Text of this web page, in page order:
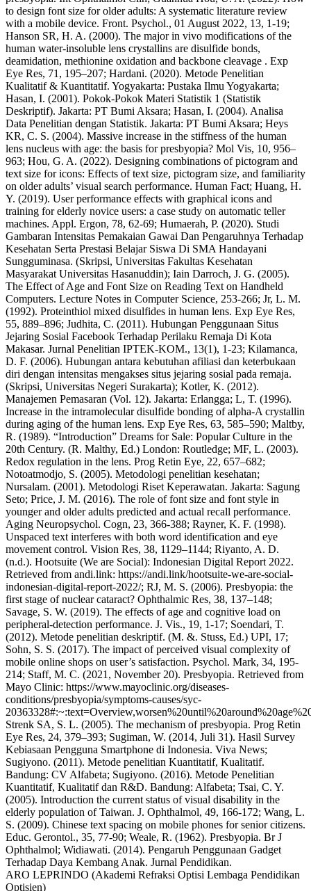
to design font size for older adults: A systematic literature review
with a mobile device. Front. Psychol., 01 August 2022, 13, 1-19;
Hanson SR, H. A. (2000). The major in vivo modifications of the
human water-insoluble lens crystallins are disulfide bonds,
deamidation, methionine oxidation and backbone cleavage . Exp
Eye Res, 71, 195–207; Hardani. (2020). Metode Penelitian
Kualitatif & Kuantitatif. Yogyakarta: Pustaka Ilmu Yogyakarta;
Hasan, I. (2001). Pokok-Pokok Materi Statistik 1 (Statistik
Deskriptif). Jakarta: PT Bumi Aksara; Hasan, I. (2004). Analisa
Data Penelitian dengan Statistik. Jakarta: PT Bumi Aksara; Heys
KR, C. S. (2004). Massive increase in the stiffness of the human
lens nucleus with age: the basis for presbyopia? Mol Vis, 10, 956–
963; Hou, G. A. (2022). Designing combinations of pictogram and
text size for icons: Effects of text size, pictogram size, and familiarity
on older adults’ visual search performance. Human Fact; Huang, H.
Y. (2019). User performance effects with graphical icons and
training for elderly novice users: a case study on automatic teller
machines. Appl. Ergon, 78, 62-69; Humaerah, P. (2020). Studi
Gambaran Intensitas Pemakaian Gawai Dan Pengaruhnya Terhadap
Kesehatan Serta Prestasi Belajar Siswa Di SMA Handayani
Sungguminasa. (Skripsi, Universitas Fakultas Kesehatan
Masyarakat Universitas Hasanuddin); Iain Darroch, J. G. (2005).
The Effect of Age and Font Size on Reading Text on Handheld
Computers. Lecture Notes in Computer Science, 253-266; Jr, L. M.
(1992). Proteinthiol mixed disulfides in human lens. Exp Eye Res,
55, 889–896; Judhita, C. (2011). Hubungan Penggunaan Situs
Jejaring Sosial Facebook Terhadap Perilaku Remaja Di Kota
Makasar. Jurnal Penelitian IPTEK-KOM., 13(1), 1-23; Kilamanca,
D. F. (2006). Hubungan antara kebutuhan afiliasi dan keterbukaan
diri dengan intensitas mengakses situs jejaring sosial pada remaja.
(Skripsi, Universitas Negeri Surakarta); Kotler, K. (2012).
Manajemen Pemasaran (Vol. 12). Jakarta: Erlangga; L, T. (1996).
Increase in the intramolecular disulfide bonding of alpha-A crystallin
during aging of the human lens. Exp Eye Res, 63, 585–590; Maltby,
R. (1989). “Introduction” Dreams for Sale: Popular Culture in the
20th Century. (R. Malthy, Ed.) London: Routledge; MF, L. (2003).
Redox regulation in the lens. Prog Retin Eye, 22, 657–682;
Notoatmodjo, S. (2005). Metodologi penelitian kesehatan;
Nursalam. (2001). Metodologi Riset Keperawatan. Jakarta: Sagung
Seto; Price, J. M. (2016). The role of font size and font style in
younger and older adults predicted and actual recall performance.
Aging Neuropsychol. Cogn, 23, 366-388; Rayner, K. F. (1998).
Unspaced text interferes with both word identification and eye
movement control. Vision Res, 38, 1129–1144; Riyanto, A. D.
(n.d.). Hootsuite (We are Social): Indonesian Digital Report 2022.
Retrieved from andi.link: https://andi.link/hootsuite-we-are-social-
indonesian-digital-report-2022/; RJ, M. S. (2006). Presbyopia: the
first stage of nuclear cataract? Ophthalmic Res, 38, 137–148;
Savage, S. W. (2019). The effects of age and cognitive load on
peripheral-detection performance. J. Vis., 19, 1-17; Soendari, T.
(2012). Metode penelitian deskriptif. (M. &. Stuss, Ed.) UPI, 17;
Sohn, S. S. (2017). The impact of perceived visual complexity of
mobile online shops on user’s satisfaction. Psychol. Mark, 34, 195-
214; Staff, M. C. (2021, November 20). Presbyopia. Retrieved from
Mayo Clinic: https://www.mayoclinic.org/diseases-
conditions/presbyopia/symptoms-causes/syc-
Strenk SA, S. L. (2005). The mechanism of presbyopia. Prog Retin
Eye Res, 24, 379–393; Sugiman, W. (2014, Juli 31). Hasil Survey
Kebiasaan Pengguna Smartphone di Indonesia. Viva News;
Sugiyono. (2011). Metode penelitian Kuantitatif, Kualitatif.
Bandung: CV Alfabeta; Sugiyono. (2016). Metode Penelitian
Kuantitatif, Kualitatif dan R&D. Bandung: Alfabeta; Tsai, C. Y.
(2005). Introduction the current status of visual disability in the
elderly population of Taiwan. J. Ophthalmol, 49, 166-172; Wang, L.
S. (2009). Chinese text spacing on mobile phones for senior citizens.
Educ. Gerontol., 35, 77-90; Weale, R. (1962). Presbyopia. Br J
Ophthalmol; Widiawati. (2014). Pengaruh Penggunaan Gadget
Terhadap Daya Kembang Anak. Jurnal Pendidikan.
ARO LEPRINDO (Akademi Refraksi Optisi Lembaga Pendidikan
Optisien)